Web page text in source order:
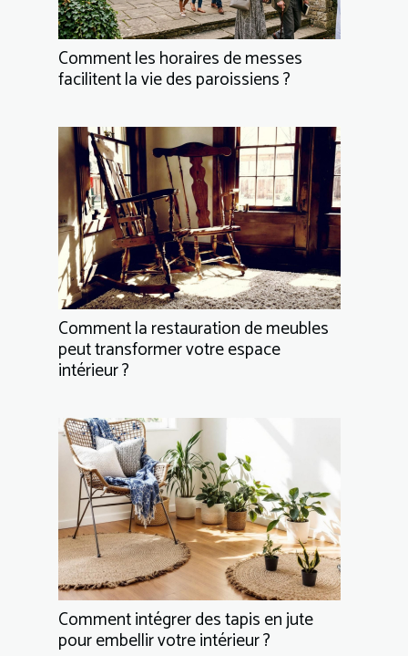
Comment les horaires de messes
facilitent la vie des paroissiens ?
Comment la restauration de meubles
peut transformer votre espace
intérieur ?
Comment intégrer des tapis en jute
pour embellir votre intérieur ?